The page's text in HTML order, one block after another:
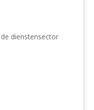
dienstensector